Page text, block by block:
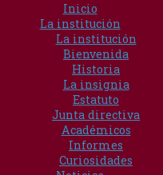
Inicio
La institución
La institución
Bienvenida
Historia
La insignia
Estatuto
Junta directiva
Académicos
Informes
Curiosidades